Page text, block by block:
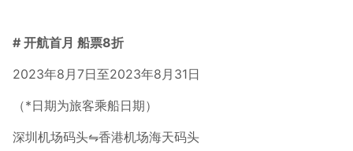
# 开航首月 船票8折
2023年8月7日至2023年8月31日
（*日期为旅客乘船日期）
深圳机场码头⇋香港机场海天码头